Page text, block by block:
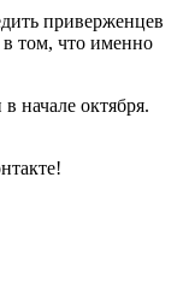
приверженцев
том, что именно
начале октября.